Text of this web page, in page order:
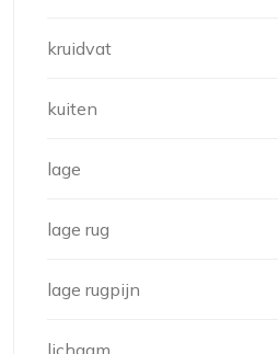
kruidvat
kuiten
lage
lage rug
lage rugpijn
lichaam